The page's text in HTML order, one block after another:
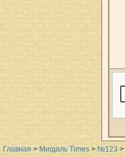
Главная > Мигдаль Times > №123 >